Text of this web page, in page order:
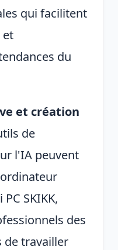
qui facilitent
et
du
et création
de
l'IA peuvent
SKIKK,
des
de travailler